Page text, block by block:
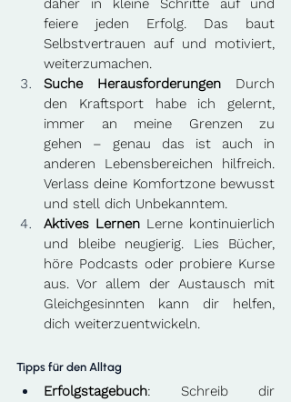
daher in kleine Schritte auf und
feiere jeden Erfolg. Das baut
Selbstvertrauen auf und motiviert,
weiterzumachen.
Suche Herausforderungen Durch
den Kraftsport habe ich gelernt,
immer an meine Grenzen zu
gehen – genau das ist auch in
anderen Lebensbereichen hilfreich.
Verlass deine Komfortzone bewusst
und stell dich Unbekanntem.
Aktives Lernen Lerne kontinuierlich
und bleibe neugierig. Lies Bücher,
höre Podcasts oder probiere Kurse
aus. Vor allem der Austausch mit
Gleichgesinnten kann dir helfen,
dich weiterzuentwickeln.
Tipps für den Alltag
Erfolgstagebuch: Schreib dir